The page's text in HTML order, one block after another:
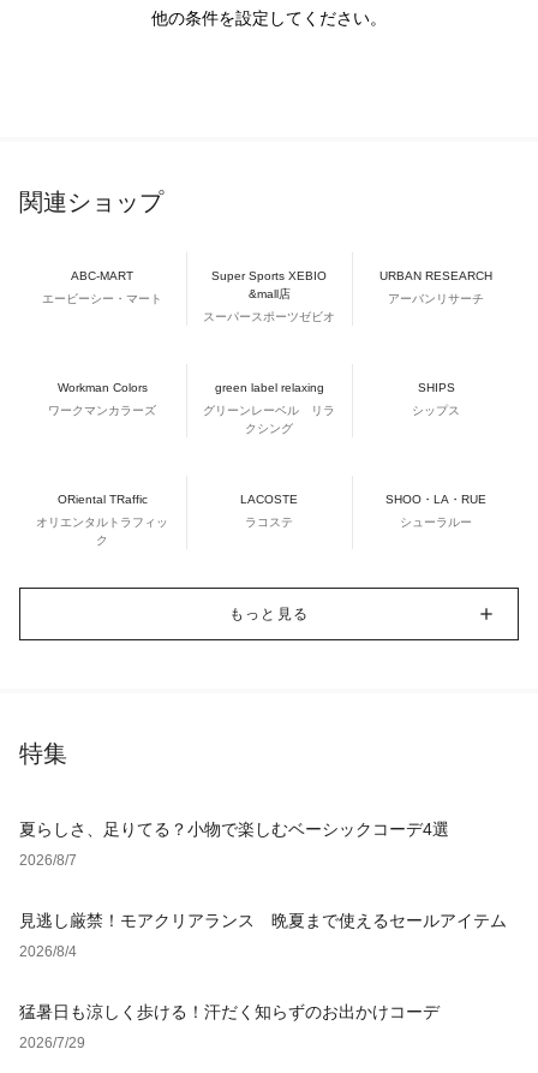
他の条件を設定してください。
関連ショップ
ABC-MART
エービーシー・マート
Super Sports XEBIO
&mall店
スーパースポーツゼビオ
URBAN RESEARCH
アーバンリサーチ
Workman Colors
ワークマンカラーズ
green label relaxing
グリーンレーベル リラ
クシング
SHIPS
シップス
ORiental TRaffic
オリエンタルトラフィッ
ク
LACOSTE
ラコステ
SHOO・LA・RUE
シューラルー
もっと見る
特集
夏らしさ、足りてる？小物で楽しむベーシックコーデ4選
2026/8/7
見逃し厳禁！モアクリアランス 晩夏まで使えるセールアイテム
2026/8/4
猛暑日も涼しく歩ける！汗だく知らずのお出かけコーデ
2026/7/29